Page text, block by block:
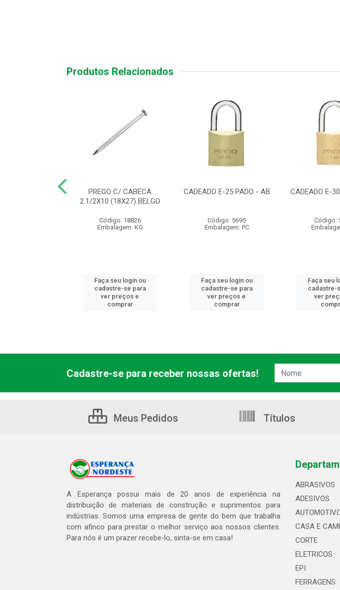
Produtos Relacionados
PREGO C/ CABECA
2.1/2X10 (18X27) BELGO
Código: 18826
Embalagem: KG
Faça seu login ou
cadastre-se para
ver preços e
comprar
CADEADO E-25 PADO - AB
Código: 5695
Embalagem: PC
Faça seu login ou
cadastre-se para
ver preços e
comprar
CADEADO E-
Código:
Faça seu
cadastre-
ver
Cadastre-se para receber nossas ofertas!
Meus Pedidos Títulos
A Esperança possui mais de 20 anos de experiência na
distribuição de materiais de construção e suprimentos para
indústrias. Somos uma empresa de gente do bem que trabalha
com afinco para prestar o melhor serviço aos nossos clientes.
Para nós é um prazer recebe-lo, sinta-se em casa!
ABRASIVOS
ADESIVOS
CASA E
CORTE
ELETRICOS
EPI
FERRAGENS